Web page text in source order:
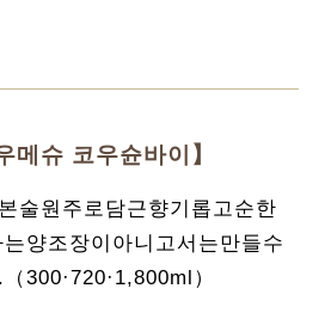
메슈 코우슌바이】
술원주로담근향기롭고순한
양조장이아니고서는만들수
300·720·1,800ml）